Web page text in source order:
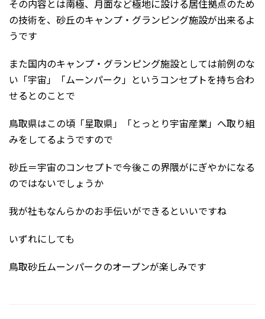
その内容とは南極、月面など極地に設ける居住拠点のため
の技術を、砂丘のキャンプ・グランピング施設が出来るよ
うです
また国内のキャンプ・グランピング施設としては前例のな
い「宇宙」「ムーンパーク」というコンセプトを持ち合わ
せるとのことで
鳥取県はこの頃「星取県」「とっとり宇宙産業」へ取り組
みをしてるようですので
砂丘＝宇宙のコンセプトで今後この界隈がにぎやかになる
のではないでしょうか
我が社もなんらかのお手伝いができるといいですね
いずれにしても
鳥取砂丘ムーンパークのオープンが楽しみです